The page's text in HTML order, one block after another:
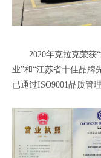
2020年克拉克荣获“
业”和“江苏省十佳品牌
已通过ISO9001品质管